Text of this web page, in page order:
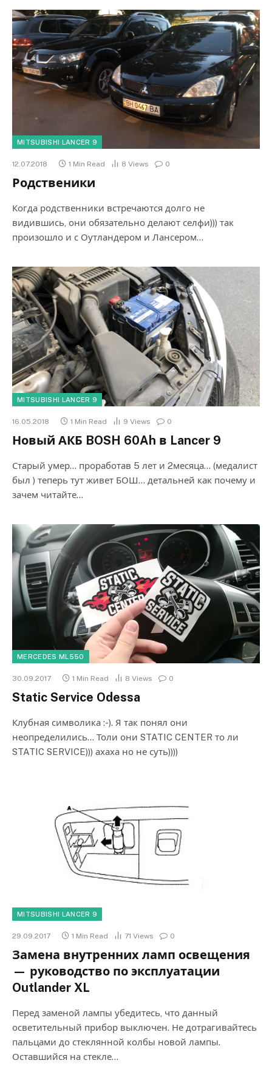
MITSUBISHI LANCER 9
12.07.2018 1 Min Read 8 Views 0
Родственики
Когда родственники встречаются долго не
видившись, они обязательно делают селфи))) так
произошло и с Оутландером и Лансером…
MITSUBISHI LANCER 9
16.05.2018 1 Min Read 9 Views 0
Новый АКБ BOSH 60Ah в Lancer 9
Старый умер… проработав 5 лет и 2месяца… (медалист
был ) теперь тут живет БОШ… детальней как почему и
зачем читайте…
MERCEDES ML550
30.09.2017 1 Min Read 8 Views 0
Static Service Odessa
Клубная символика :-). Я так понял они
неопределились… Толи они STATIC CENTER то ли
STATIC SERVICE))) ахаха но не суть))))
MITSUBISHI LANCER 9
29.09.2017 1 Min Read 71 Views 0
Замена внутренних ламп освещения
— руководство по эксплуатации
Outlander XL
Перед заменой лампы убедитесь, что данный
осветительный прибор выключен. Не дотрагивайтесь
пальцами до стеклянной колбы новой лампы.
Оставшийся на стекле…